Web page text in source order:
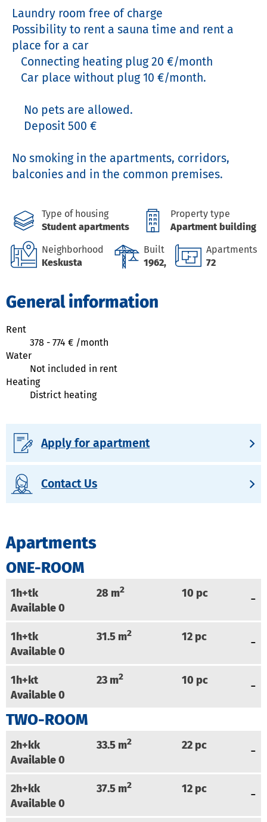
Laundry room free of charge
Possibility to rent a sauna time and rent a
place for a car
No smoking in the apartments, corridors,
balconies and in the common premises.
Type of housing
Student apartments
Property type
Apartment building
Neighborhood
Keskusta
Built
1962,
Apartments
72
General information
Rent
378 - 774 € /month
Water
Not included in rent
Heating
District heating
Apply for apartment
Contact Us
Apartments
ONE-ROOM
1h+tk 28 m2 10 pc
Available0
1h+tk 31.5m2 12 pc
Available0
1h+kt 23m2 10 pc
Available0
TWO-ROOM
2h+kk 33.5m2 22 pc
Available0
2h+kk 37.5m2 12 pc
Available0